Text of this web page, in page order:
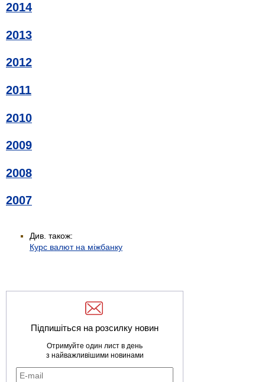
2014
2013
2012
2011
2010
2009
2008
2007
Див. також:
Курс валют на міжбанку
Підпишіться на розсилку новин
Отримуйте один лист в день
з найважливішими новинами